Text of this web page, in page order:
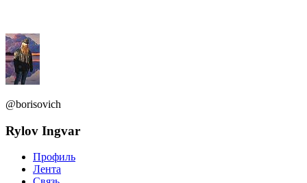
@borisovich
Rylov Ingvar
Профиль
Лента